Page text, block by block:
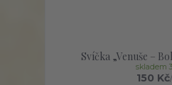
Svíčka „Venuše –
150 Kč/
skladem